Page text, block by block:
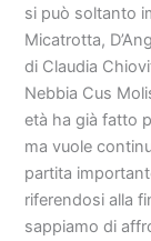
si può soltanto
Micatrotta,
di Claudia
Nebbia Cus
età ha già fatto
ma vuole
partita
riferendosi alla
sappiamo di